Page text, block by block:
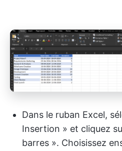
Dans le ruban Excel,
Insertion » et cliquez
barres ». Choisissez